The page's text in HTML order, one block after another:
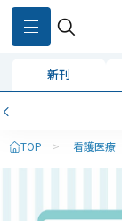
新刊
TOP > 看護医療